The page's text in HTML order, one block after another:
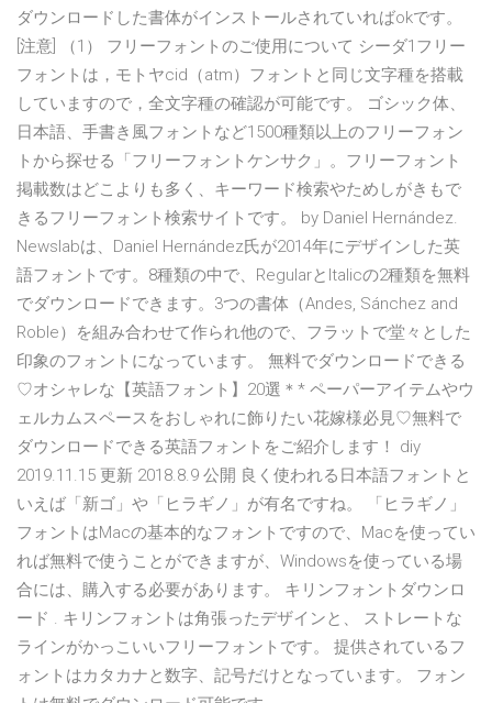
ダウンロードした書体がインストールされていればokです。
[注意] （1） フリーフォントのご使用について シーダ1フリー
フォントは，モトヤcid（atm）フォントと同じ文字種を搭載
していますので，全文字種の確認が可能です。 ゴシック体、
日本語、手書き風フォントなど1500種類以上のフリーフォン
トから探せる「フリーフォントケンサク」。フリーフォント
掲載数はどこよりも多く、キーワード検索やためしがきもで
きるフリーフォント検索サイトです。 by Daniel Hernández.
Newslabは、Daniel Hernández氏が2014年にデザインした英
語フォントです。8種類の中で、RegularとItalicの2種類を無料
でダウンロードできます。3つの書体（Andes, Sánchez and
Roble）を組み合わせて作られ他ので、フラットで堂々とした
印象のフォントになっています。 無料でダウンロードできる
♡オシャレな【英語フォント】20選＊* ペーパーアイテムやウ
ェルカムスペースをおしゃれに飾りたい花嫁様必見♡無料で
ダウンロードできる英語フォントをご紹介します！ diy
2019.11.15 更新 2018.8.9 公開 良く使われる日本語フォントと
いえば「新ゴ」や「ヒラギノ」が有名ですね。 「ヒラギノ」
フォントはMacの基本的なフォントですので、Macを使ってい
れば無料で使うことができますが、Windowsを使っている場
合には、購入する必要があります。 キリンフォントダウンロ
ード . キリンフォントは角張ったデザインと、 ストレートな
ラインがかっこいいフリーフォントです。 提供されているフ
ォントはカタカナと数字、記号だけとなっています。 フォン